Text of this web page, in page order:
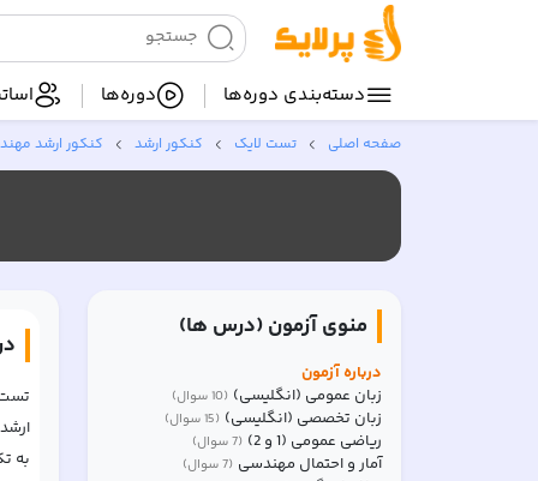
دسته‌بندی‌ دوره‌ها دوره‌ها
صفحه اصلی تست لایک کنکور ارشد کنکور ارشد
منوی آزمون (درس ها)
درباره آزمون
زبان عمومی (انگلیسی) (
10سوال)
زبان تخصصی (انگلیسی) (
15سوال)
ریاضی عمومی (1 و 2) (
7سوال)
آمار و احتمال مهندسی (
7سوال)